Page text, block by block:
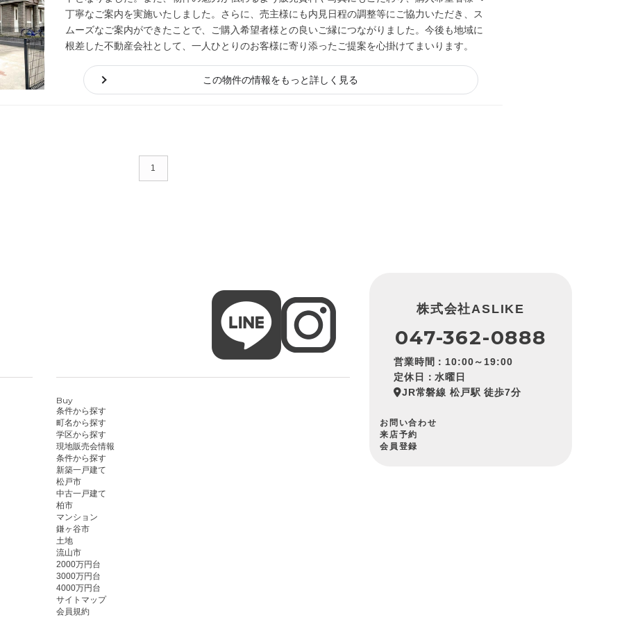
丁寧なご案内を実施いたしました。さらに、売主様にも内見日程の調整等にご協力いただき、ス
ムーズなご案内ができたことで、ご購入希望者様との良いご縁につながりました。今後も地域に
根差した不動産会社として、一人ひとりのお客様に寄り添ったご提案を心掛けてまいります。
この物件の情報をもっと詳しく見る
1
Buy
条件から探す
町名から探す
学区から探す
現地販売会情報
条件から探す
新築一戸建て
松戸市
中古一戸建て
柏市
マンション
鎌ヶ谷市
土地
流山市
2000万円台
3000万円台
4000万円台
サイトマップ
会員規約
株式会社ASLIKE
047-362-0888
営業時間：10:00～19:00
定休日：水曜日
JR常磐線 松戸駅 徒歩7分
お問い合わせ
来店予約
会員登録